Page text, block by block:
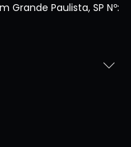
Grande Paulista, SP Nº: